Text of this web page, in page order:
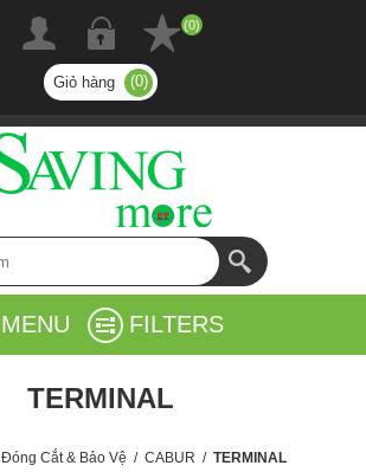
(0)
Giỏ hàng (0)
MENU FILTERS
TERMINAL
Đóng Cắt & Bảo Vệ / CABUR / TERMINAL